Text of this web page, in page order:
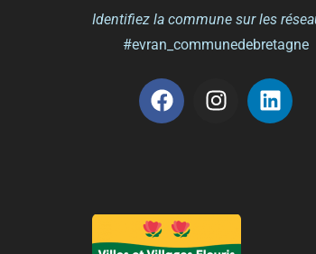
Identifiez la commune sur les
#evran_communedebretagne